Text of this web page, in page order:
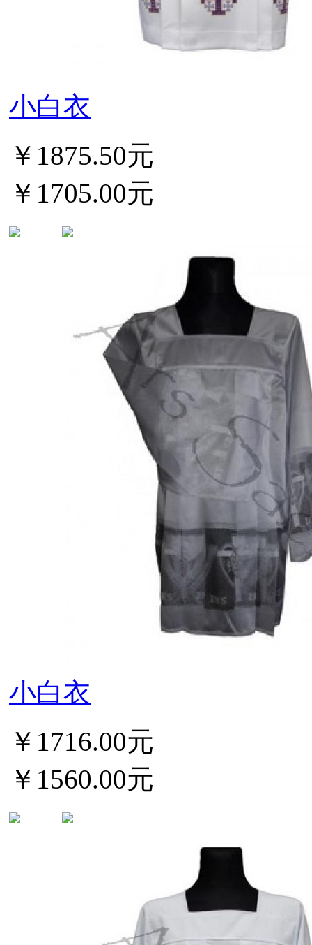
小白衣
￥1875.50元
￥1705.00元
小白衣
￥1716.00元
￥1560.00元